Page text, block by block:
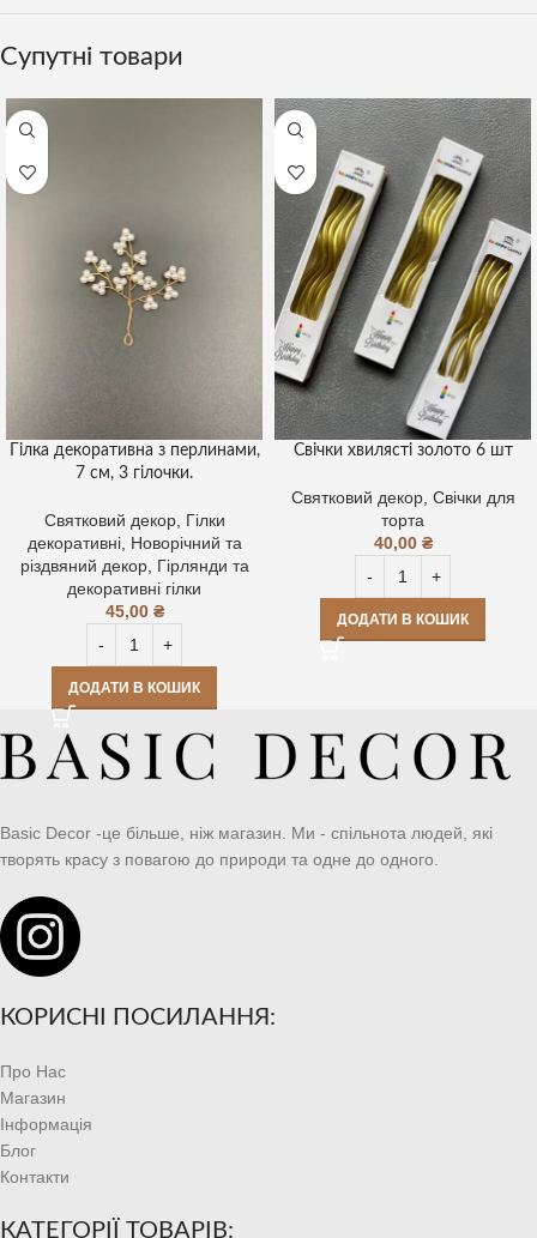
Супутні товари
Гілка декоративна з перлинами,
7 см, 3 гілочки.
Святковий декор, Гілки
декоративні, Новорічний та
різдвяний декор, Гірлянди та
декоративні гілки
45,00 ₴
ДОДАТИ В КОШИК
Свічки хвилясті золото 6 шт
Святковий декор, Свічки для
торта
40,00 ₴
ДОДАТИ В КОШИК
Basic Decor -це більше, ніж магазин. Ми - спільнота людей, які
творять красу з повагою до природи та одне до одного.
КОРИСНІ ПОСИЛАННЯ:
Про Нас
Магазин
Інформація
Блог
Контакти
КАТЕГОРІЇ ТОВАРІВ: